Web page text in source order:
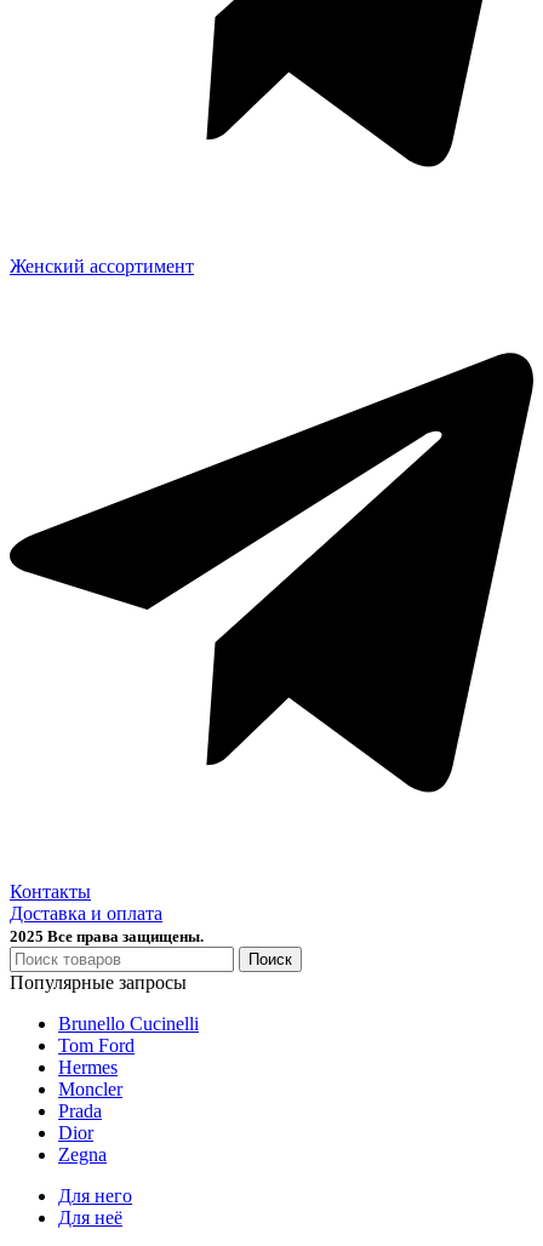
Женский ассортимент
Контакты
Доставка и оплата
2025 Все права защищены.
Поиск
Популярные запросы
Brunello Cucinelli
Tom Ford
Hermes
Moncler
Prada
Dior
Zegna
Для него
Для неё